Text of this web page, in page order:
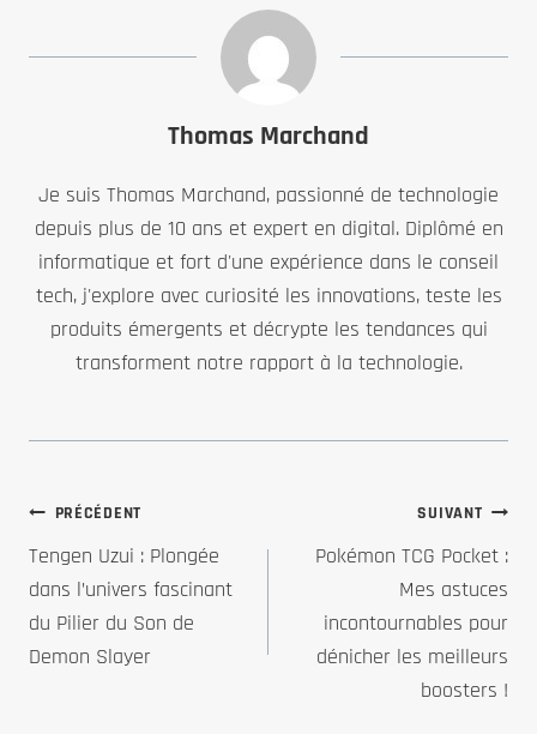
Thomas Marchand
Je suis Thomas Marchand, passionné de technologie
depuis plus de 10 ans et expert en digital. Diplômé en
informatique et fort d'une expérience dans le conseil
tech, j'explore avec curiosité les innovations, teste les
produits émergents et décrypte les tendances qui
transforment notre rapport à la technologie.
Navigation
de
l’article
PRÉCÉDENT
Tengen Uzui : Plongée
dans l’univers fascinant
du Pilier du Son de
Demon Slayer
SUIVANT
Pokémon TCG Pocket :
Mes astuces
incontournables pour
dénicher les meilleurs
boosters !